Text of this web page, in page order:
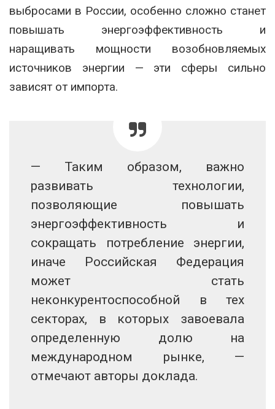
выбросами в России, особенно сложно станет
повышать энергоэффективность и
наращивать мощности возобновляемых
источников энергии — эти сферы сильно
зависят от импорта.
— Таким образом, важно
развивать технологии,
позволяющие повышать
энергоэффективность и
сокращать потребление энергии,
иначе Российская Федерация
может стать
неконкурентоспособной в тех
секторах, в которых завоевала
определенную долю на
международном рынке, —
отмечают авторы доклада.